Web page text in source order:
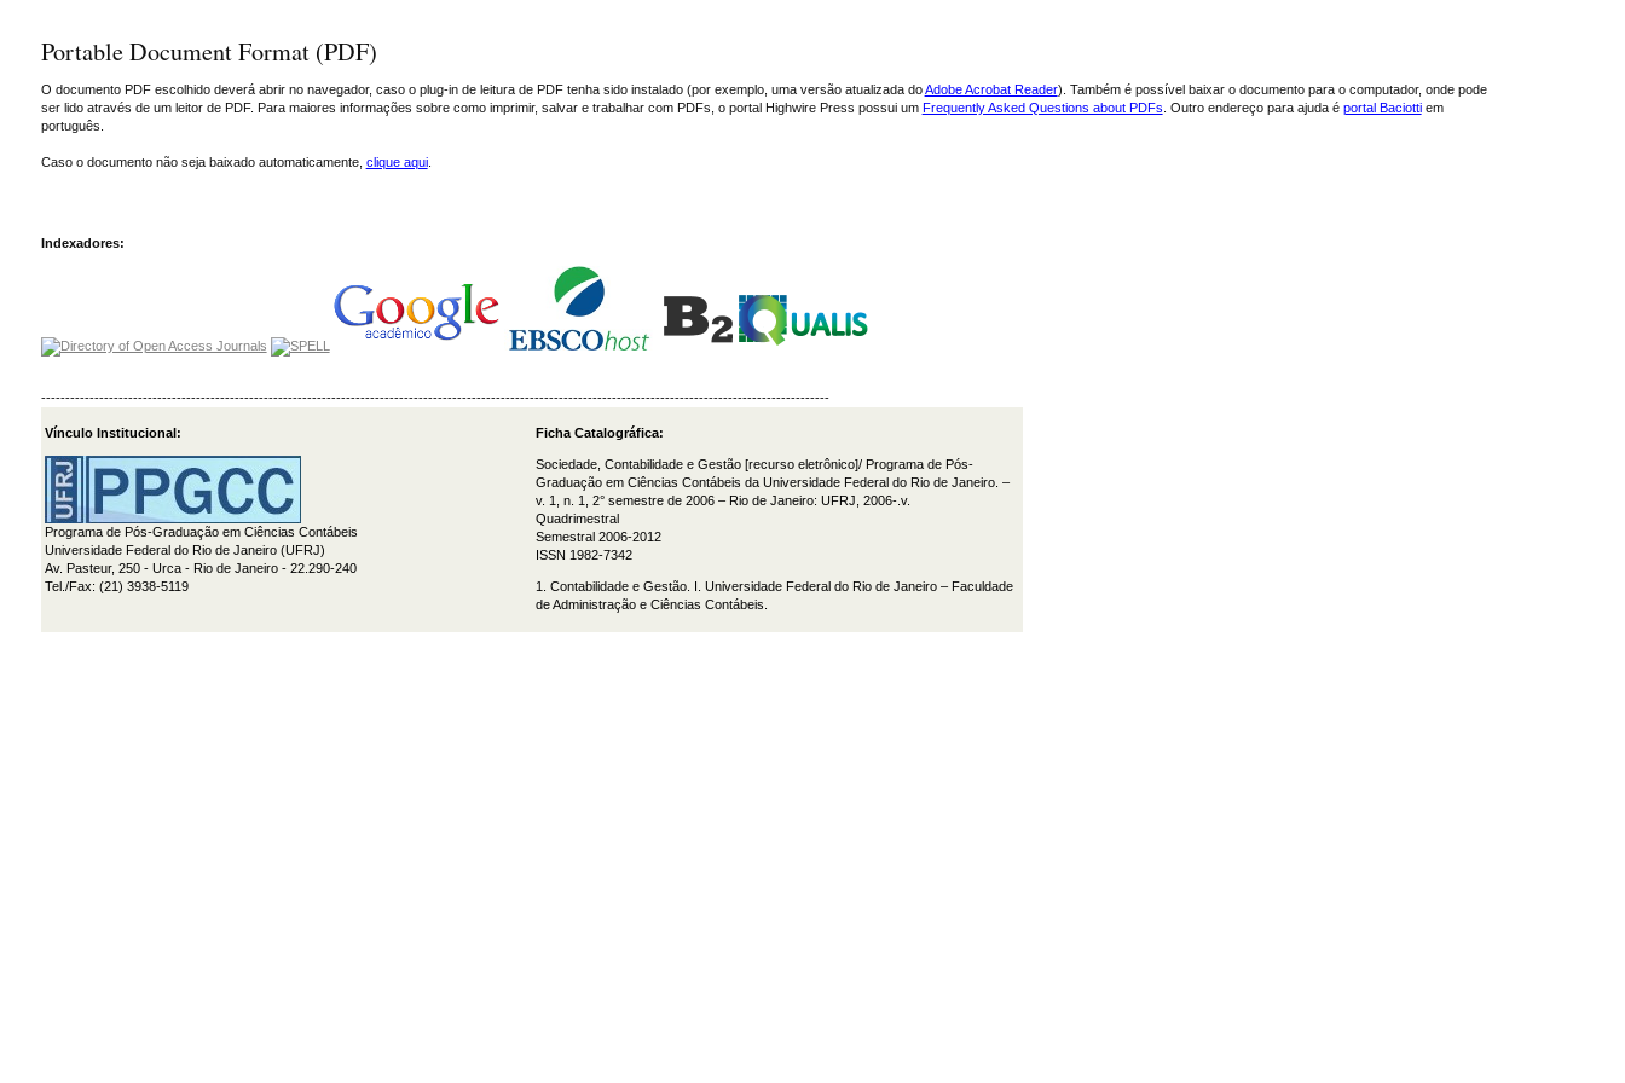
Portable Document Format (PDF)
O documento PDF escolhido deverá abrir no navegador, caso o plug-in de leitura de PDF tenha sido instalado (por exemplo, uma versão atualizada doAdobe Acrobat Reader). Também é possível baixar o documento para o computador, onde pode
ser lido através de um leitor de PDF. Para maiores informações sobre como imprimir, salvar e trabalhar com PDFs, o portal Highwire Press possui um Frequently Asked Questions about PDFs . Outro endereço para ajuda é portal Baciottiem
português.
Caso o documento não seja baixado automaticamente, clique aqui.
Indexadores:
-------------------------------------------------------------------------------------------------------------------------------------------------------------------
Vínculo Institucional:
Programa de Pós-Graduação em Ciências Contábeis
Universidade Federal do Rio de Janeiro (UFRJ)
Av. Pasteur, 250 - Urca - Rio de Janeiro - 22.290-240
Tel./Fax: (21) 3938-5119
Ficha Catalográfica:
Sociedade, Contabilidade e Gestão [recurso eletrônico]/ Programa de Pós-
Graduação em Ciências Contábeis da Universidade Federal do Rio de Janeiro. –
v. 1, n. 1, 2° semestre de 2006 – Rio de Janeiro: UFRJ, 2006-.v.
Quadrimestral
Semestral 2006-2012
ISSN 1982-7342
1. Contabilidade e Gestão. I. Universidade Federal do Rio de Janeiro – Faculdade
de Administração e Ciências Contábeis.